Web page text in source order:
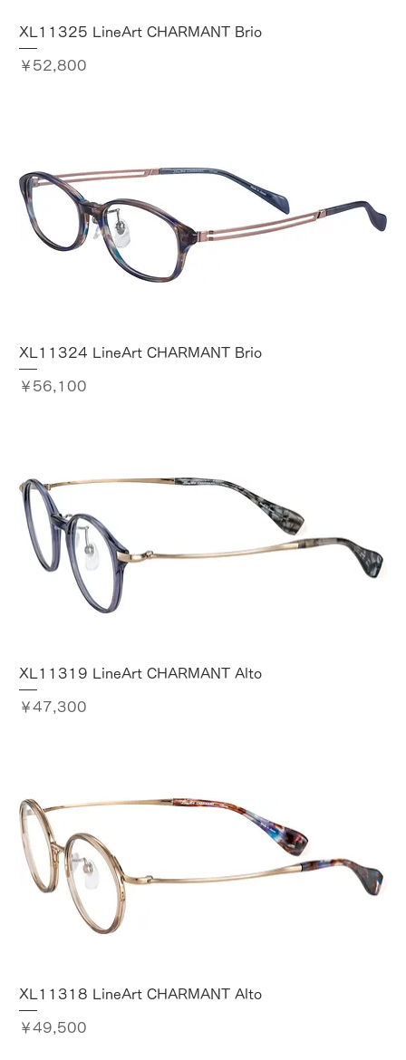
XL11325 LineArt CHARMANT Brio
価格
￥52,800
XL11324 LineArt CHARMANT Brio
価格
￥56,100
XL11319 LineArt CHARMANT Alto
価格
￥47,300
XL11318 LineArt CHARMANT Alto
価格
￥49,500